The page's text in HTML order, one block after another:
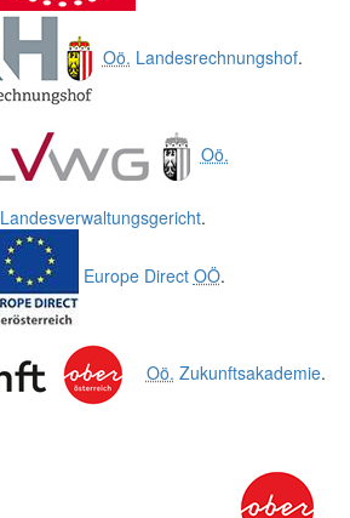
Oö. Landesrechnungshof.
Oö.
Landesverwaltungsgericht.
Europe Direct OÖ.
Oö. Zukunftsakademie.